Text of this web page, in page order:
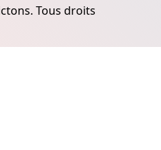
Tous droits